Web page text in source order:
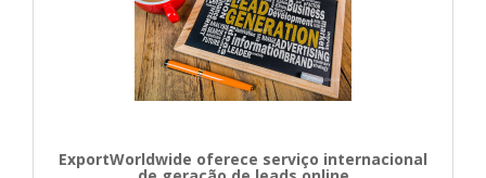
ExportWorldwide oferece serviço internacional